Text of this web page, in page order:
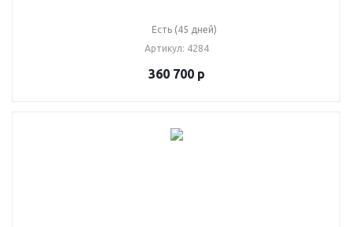
Есть (45 дней)
Артикул: 4284
360 700р